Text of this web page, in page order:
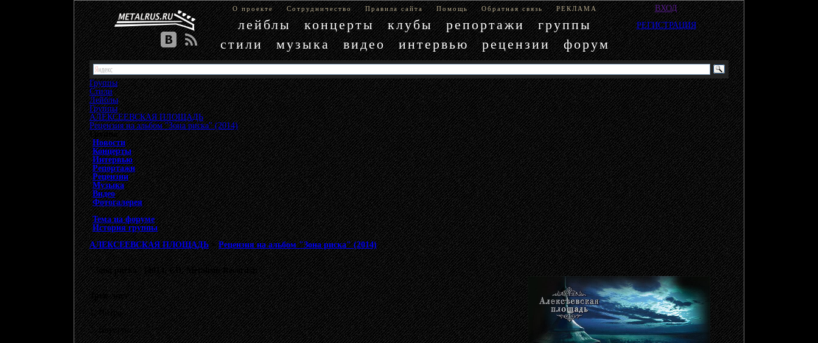
О проекте Сотрудничество Правила сайта Помощь Обратная связь РЕКЛАМА
лейблы концерты клубы репортажи
группы
стили
музыка видео интервью рецензии форум
ВХОД
РЕГИСТРАЦИЯ
Группы
Стили
Лейблы
Группы»
АЛЕКСЕЕВСКАЯ ПЛОЩАДЬ»
Рецензия на альбом "Зона риска" (2014)
Группа
Новости
Концерты
Интервью
Репортажи
Рецензии
Музыка
Видео
Фотогалерея
Тема на форуме
История группы
АЛЕКСЕЕВСКАЯ ПЛОЩАДЬ>Рецензия на альбом "Зона риска" (2014)
"Зона риска" (2014, CD, Metalism Records):
Трек-лист:
1. Интро
2. Впустую